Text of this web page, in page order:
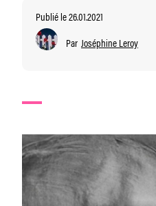
Publié le 26.01.2021
Par Joséphine Leroy